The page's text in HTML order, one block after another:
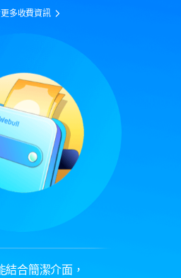
多收費資訊
結合簡潔介面，